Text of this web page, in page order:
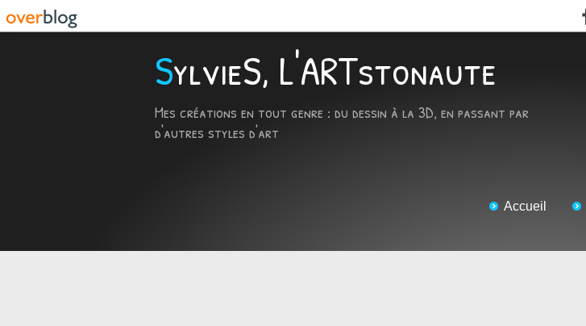
SylvieS, L'ARTstonaute
Mes créations en tout genre : du dessin à la 3D, en passant par
d'autres styles d'art
Accueil